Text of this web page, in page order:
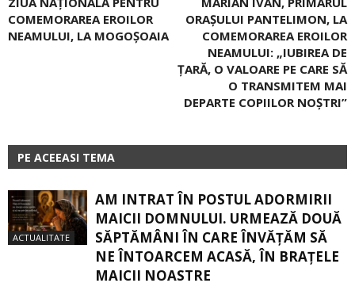
COMEMORAREA EROILOR
NEAMULUI, LA MOGOŞOAIA
ORAȘULUI PANTELIMON, LA
COMEMORAREA EROILOR
NEAMULUI: „IUBIREA DE
ȚARĂ, O VALOARE PE CARE SĂ
O TRANSMITEM MAI
DEPARTE COPIILOR NOȘTRI”
PE ACEEASI TEMA
ACTUALITATE
AM INTRAT ÎN POSTUL ADORMIRII
MAICII DOMNULUI. URMEAZĂ DOUĂ
SĂPTĂMÂNI ÎN CARE ÎNVĂŢĂM SĂ
NE ÎNTOARCEM ACASĂ, ÎN BRAŢELE
MAICII NOASTRE